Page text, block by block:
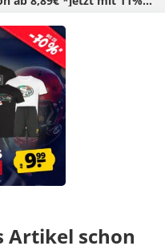
Artikel schon